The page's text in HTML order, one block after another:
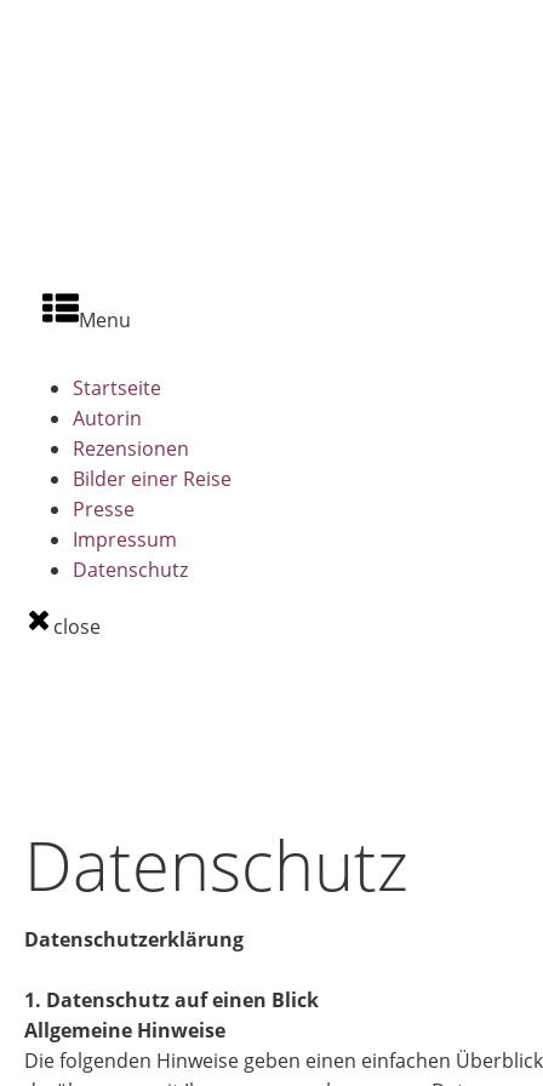
Menu
Startseite
Autorin
Rezensionen
Bilder einer Reise
Presse
Impressum
Datenschutz
close
Datenschutz
Datenschutzerklärung
1. Datenschutz auf einen Blick
Allgemeine Hinweise
Die folgenden Hinweise geben einen einfachen Überblick